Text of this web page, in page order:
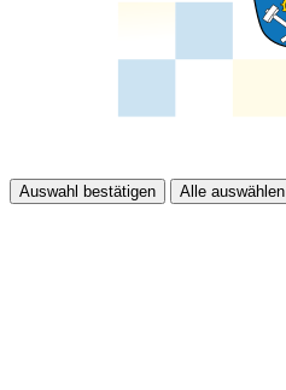
Auswahl bestätigen Alle auswählen